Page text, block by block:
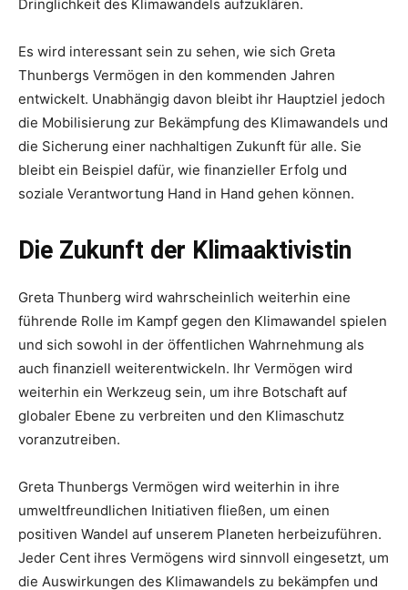
Dringlichkeit des Klimawandels aufzuklären.
Es wird interessant sein zu sehen, wie sich Greta
Thunbergs Vermögen in den kommenden Jahren
entwickelt. Unabhängig davon bleibt ihr Hauptziel jedoch
die Mobilisierung zur Bekämpfung des Klimawandels und
die Sicherung einer nachhaltigen Zukunft für alle. Sie
bleibt ein Beispiel dafür, wie finanzieller Erfolg und
soziale Verantwortung Hand in Hand gehen können.
Die Zukunft der Klimaaktivistin
Greta Thunberg wird wahrscheinlich weiterhin eine
führende Rolle im Kampf gegen den Klimawandel spielen
und sich sowohl in der öffentlichen Wahrnehmung als
auch finanziell weiterentwickeln. Ihr Vermögen wird
weiterhin ein Werkzeug sein, um ihre Botschaft auf
globaler Ebene zu verbreiten und den Klimaschutz
voranzutreiben.
Greta Thunbergs Vermögen wird weiterhin in ihre
umweltfreundlichen Initiativen fließen, um einen
positiven Wandel auf unserem Planeten herbeizuführen.
Jeder Cent ihres Vermögens wird sinnvoll eingesetzt, um
die Auswirkungen des Klimawandels zu bekämpfen und